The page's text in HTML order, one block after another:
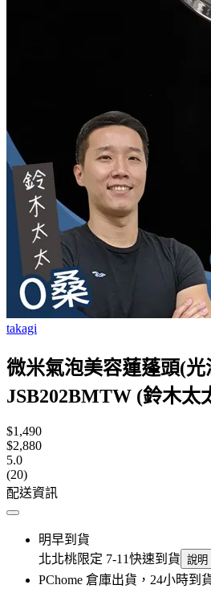
takagi
微米氣泡美容蓮蓬頭(光
JSB202BMTW (鈴木太
$1,490
$2,880
5.0
(20)
配送資訊
明早到貨
北北桃限定 7-11快速到貨 說明
PChome 倉庫出貨，24小時到